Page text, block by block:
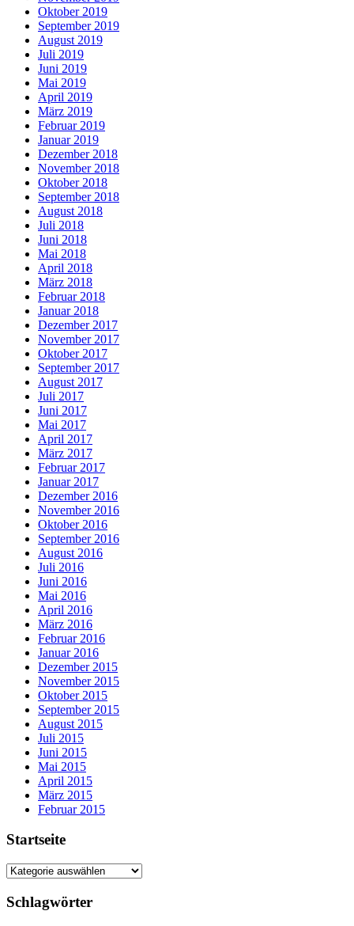
Oktober 2019
September 2019
August 2019
Juli 2019
Juni 2019
Mai 2019
April 2019
März 2019
Februar 2019
Januar 2019
Dezember 2018
November 2018
Oktober 2018
September 2018
August 2018
Juli 2018
Juni 2018
Mai 2018
April 2018
März 2018
Februar 2018
Januar 2018
Dezember 2017
November 2017
Oktober 2017
September 2017
August 2017
Juli 2017
Juni 2017
Mai 2017
April 2017
März 2017
Februar 2017
Januar 2017
Dezember 2016
November 2016
Oktober 2016
September 2016
August 2016
Juli 2016
Juni 2016
Mai 2016
April 2016
März 2016
Februar 2016
Januar 2016
Dezember 2015
November 2015
Oktober 2015
September 2015
August 2015
Juli 2015
Juni 2015
Mai 2015
April 2015
März 2015
Februar 2015
Startseite
Startseite
Schlagwörter